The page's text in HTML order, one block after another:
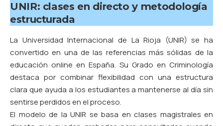
UNIR: clases en directo y metodología
estructurada
La Universidad Internacional de La Rioja (UNIR) se ha
convertido en una de las referencias más sólidas de la
educación online en España. Su Grado en Criminología
destaca por combinar flexibilidad con una estructura
clara que ayuda a los estudiantes a mantenerse al día sin
sentirse perdidos en el proceso.
El modelo de la UNIR se basa en clases magistrales en